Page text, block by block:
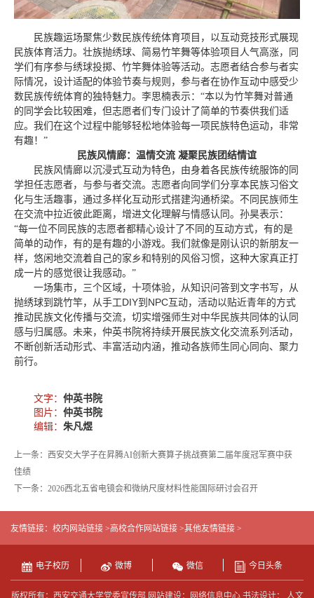
民族趣运场聚焦少数民族传统体育项目，以互动竞技形式展现
民族体育活力。壮族抛绣球、简易竹竿舞等体验项目人气高涨，同
学们有序参与绣球投掷、竹竿舞体验等活动。志愿者结合参与者实
际情况，设计适配的体验节奏与规则，参与者在协作互动中感受少
数民族传统体育的独特魅力。李思楠表示：“本以为竹竿舞对普通
的同学会比较困难，但志愿者们专门设计了简单的节奏供我们适
应。我们在这个过程中能够轻松地体验每一项民族特色运动，非常
有趣！”
民族风情廊：温情交流 凝聚民族团结情谊
民族风情廊以沉浸式互动为特色，由身着各民族传统服饰的同
学担任志愿者，与参与者交流。志愿者向同学们分享本民族习俗文
化与生活趣事，通过多样化互动形式搭建沟通桥梁。不同民族师生
在交流中拉近彼此距离，增进文化理解与情感认同。孙昊表示：
“每一位不同民族的志愿者都精心设计了不同的互动方式，有的是
简单的动作，有的是有趣的小游戏。我们就像是刚认识的新朋友一
样，悠闲地交流着自己的家乡和特别的风俗习惯，这种大家真正打
成一片的感觉很让我感动。”
一场集市，三个区域，十项体验，从知识问答到文字书写，从
抛绣球到跳竹竿，从手工DIY到NPC互动，活动以贴近青年的方式
推动民族文化传播与交流，切实增强师生对中华民族共同体的认同
感与归属感。未来，仲英书院将持续开展民族文化交流系列活动，
不断创新活动形式、丰富活动内涵，推动各族师生同心同向、聚力
前行。
文字： 仲英书院
图片： 仲英书院
编辑： 朱凡煜
上一条：西安交大学子在昇腾AI创新大赛算子挑战赛第二届年度冠军赛中获
佳绩
下一条：2026西北五省电镜会和微纳尺度材料性能国际研讨会召开
友情链接： 校内网站链接 >高校合作网站链接 >其他友情链接 >
电子校历 微博 微信 今日头条
版权所有：西安交通大学党委宣传部 网站建设：网络信息中心 书法设计： 人文